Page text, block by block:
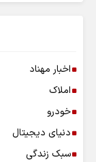
اخبار مهناد
املاک
خودرو
دنیای دیجیتال
سبک زندگی